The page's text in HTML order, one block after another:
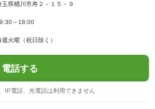
玉県桶川市寿２－１５－９
～18:00
週火曜（祝日除く）
電話する
IP電話、光電話は利用できません